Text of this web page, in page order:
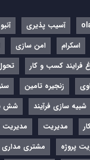
آسیب پذیری
اسکرام امن سازی
فرایند کسب و کار
زنجیره تامین
شبیه سازی فرآیند شش
مدیریت
مدیریت
پروژه مشتری مداری